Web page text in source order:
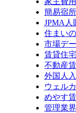
簡易宿
JPMA人
住まい
市場デ
賃貸住
不動産
外国人
ウェル
めやす
管理業